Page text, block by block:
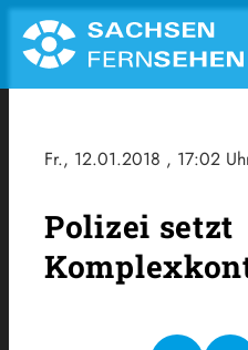
Fr., 12.01.2018 , 17:02
Polizei setzt